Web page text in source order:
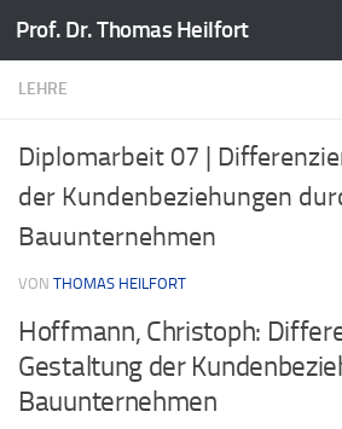
Zum Inhalt springen
Prof. Dr. Thomas Heilfort
LEHRE
Diplomarbeit 07 |
der Kundenbeziehungen
Bauunternehmen
VON THOMAS HEILFORT
Hoffmann, Christoph:
Gestaltung der
Bauunternehmen